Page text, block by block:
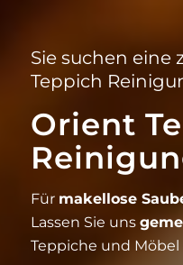
Sie suchen eine
Teppich
Orient
Für makellose
Lassen Sie uns
Teppiche und Möbel